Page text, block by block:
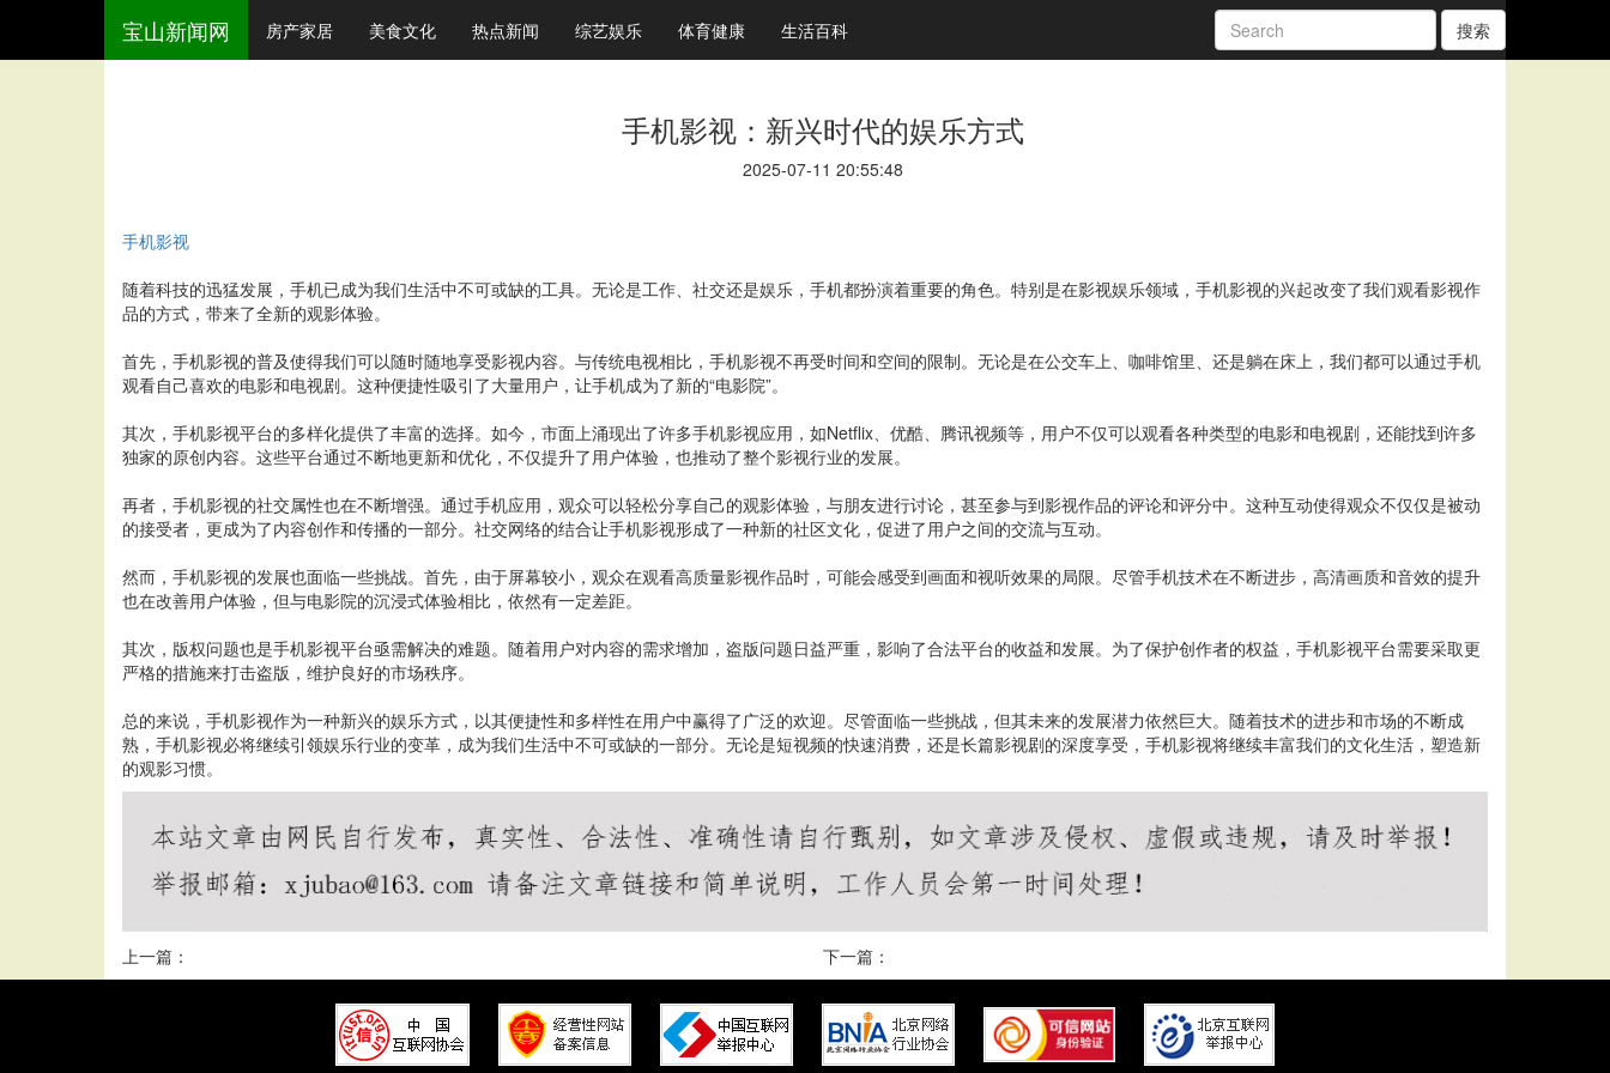
宝山新闻网 房产家居 美食文化 热点新闻 综艺娱乐 体育健康 生活百科 搜索
手机影视：新兴时代的娱乐方式
2025-07-11 20:55:48
手机影视
随着科技的迅猛发展，手机已成为我们生活中不可或缺的工具。无论是工作、社交还是娱乐，手机都扮演着重要的角色。特别是在影视娱乐领域，手机影视的兴起改变了我们观看影视作
品的方式，带来了全新的观影体验。
首先，手机影视的普及使得我们可以随时随地享受影视内容。与传统电视相比，手机影视不再受时间和空间的限制。无论是在公交车上、咖啡馆里、还是躺在床上，我们都可以通过手机
观看自己喜欢的电影和电视剧。这种便捷性吸引了大量用户，让手机成为了新的“电影院”。
其次，手机影视平台的多样化提供了丰富的选择。如今，市面上涌现出了许多手机影视应用，如Netflix、优酷、腾讯视频等，用户不仅可以观看各种类型的电影和电视剧，还能找到许多
独家的原创内容。这些平台通过不断地更新和优化，不仅提升了用户体验，也推动了整个影视行业的发展。
再者，手机影视的社交属性也在不断增强。通过手机应用，观众可以轻松分享自己的观影体验，与朋友进行讨论，甚至参与到影视作品的评论和评分中。这种互动使得观众不仅仅是被动
的接受者，更成为了内容创作和传播的一部分。社交网络的结合让手机影视形成了一种新的社区文化，促进了用户之间的交流与互动。
然而，手机影视的发展也面临一些挑战。首先，由于屏幕较小，观众在观看高质量影视作品时，可能会感受到画面和视听效果的局限。尽管手机技术在不断进步，高清画质和音效的提升
也在改善用户体验，但与电影院的沉浸式体验相比，依然有一定差距。
其次，版权问题也是手机影视平台亟需解决的难题。随着用户对内容的需求增加，盗版问题日益严重，影响了合法平台的收益和发展。为了保护创作者的权益，手机影视平台需要采取更
严格的措施来打击盗版，维护良好的市场秩序。
总的来说，手机影视作为一种新兴的娱乐方式，以其便捷性和多样性在用户中赢得了广泛的欢迎。尽管面临一些挑战，但其未来的发展潜力依然巨大。随着技术的进步和市场的不断成
熟，手机影视必将继续引领娱乐行业的变革，成为我们生活中不可或缺的一部分。无论是短视频的快速消费，还是长篇影视剧的深度享受，手机影视将继续丰富我们的文化生活，塑造新
的观影习惯。
上一篇： 下一篇：